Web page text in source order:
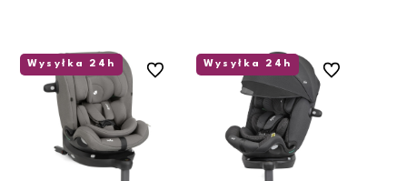
Wysyłka 24h
Do ulubionych
Wysyłka 24h
Do ulubionych